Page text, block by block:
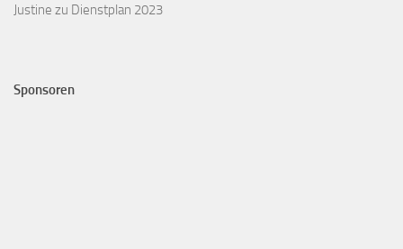
Justine zu Dienstplan 2023
Sponsoren